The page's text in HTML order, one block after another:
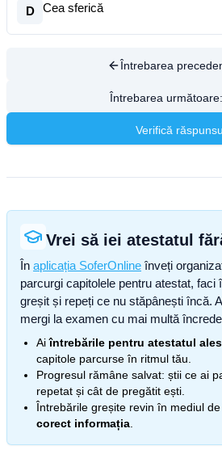
D Cea sferică
Întrebarea
Întrebarea următoare:
Verifică
Vrei să iei atestatul
În aplicația SoferOnline înveți
parcurgi capitolele pentru atestat, faci
greșit și repeți ce nu stăpânești încă.
mergi la examen cu mai multă
Aiîntrebările pentru atestatul ales
capitole parcurse în ritmul tău.
Progresul rămâne salvat: știi ce ai
repetat și cât de pregătit ești.
Întrebările greșite revin în mediul
corect informația